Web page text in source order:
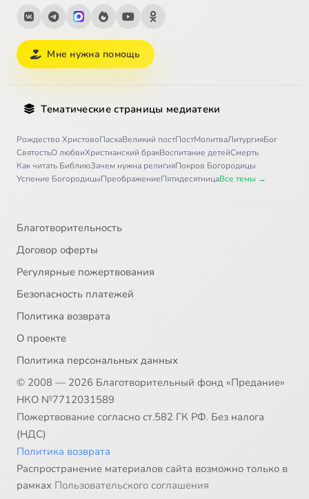
Мне нужна помощь
Тематические страницы медиатеки
Рождество ХристовоПасхаВеликий постПостМолитваЛитургияБог
СвятостьО любвиХристианский бракВоспитание детейСмерть
Как читать БиблиюЗачем нужна религияПокров Богородицы
Успение БогородицыПреображениеПятидесятницаВсе темы →
Благотворительность
Договор оферты
Регулярные пожертвования
Безопасность платежей
Политика возврата
О проекте
Политика персональных данных
© 2008 — 2026 Благотворительный фонд «Предание»
НКО №7712031589
Пожертвование согласно ст.582 ГК РФ. Без налога
(НДС)
Политика возврата
Распространение материалов сайта возможно только в
рамках Пользовательского соглашения